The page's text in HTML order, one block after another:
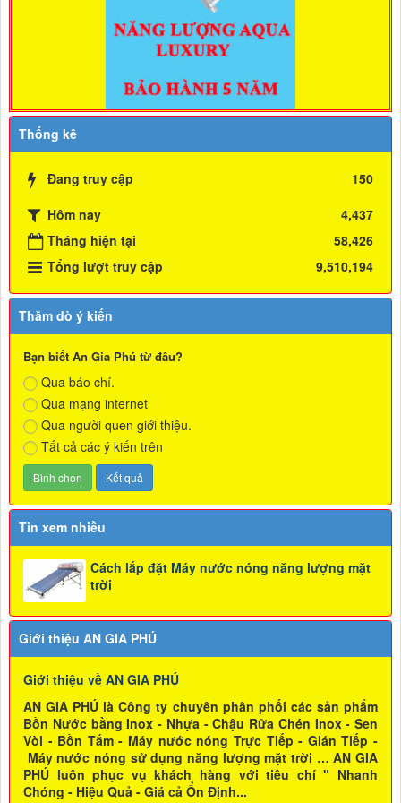
Thống kê
Đang truy cập
150
Hôm nay
4,437
Tháng hiện tại
58,426
Tổng lượt truy cập
9,510,194
Thăm dò ý kiến
Bạn biết An Gia Phú từ đâu?
Qua báo chí.
Qua mạng internet
Qua người quen giới thiệu.
Tất cả các ý kiến trên
Tin xem nhiều
Cách lắp đặt Máy nước nóng năng lượng mặt
trời
Giới thiệu AN GIA PHÚ
Giới thiệu về AN GIA PHÚ
AN GIA PHÚ là Công ty chuyên phân phối các sản phẩm
Bồn Nước bằng Inox - Nhựa - Chậu Rửa Chén Inox - Sen
Vòi - Bồn Tắm - Máy nước nóng Trực Tiếp - Gián Tiếp -
Máy nước nóng sử dụng năng lượng mặt trời … AN GIA
PHÚ luôn phục vụ khách hàng với tiêu chí " Nhanh
Chóng - Hiệu Quả - Giá cả Ổn Định...